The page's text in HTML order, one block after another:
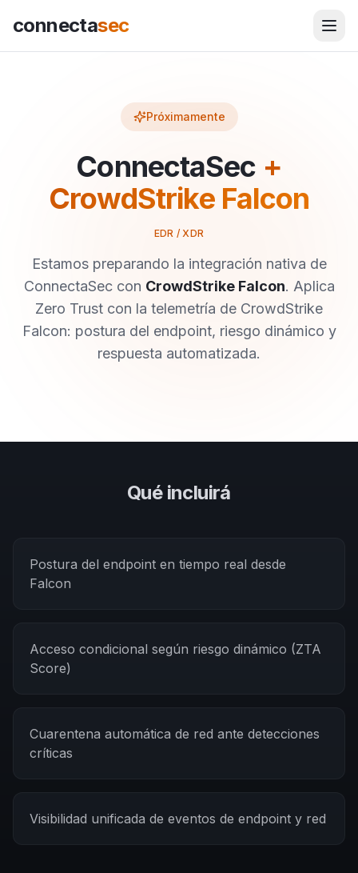
connectasec
Próximamente
ConnectaSec +
CrowdStrike Falcon
EDR / XDR
Estamos preparando la integración nativa de
ConnectaSec con CrowdStrike Falcon. Aplica
Zero Trust con la telemetría de CrowdStrike
Falcon: postura del endpoint, riesgo dinámico y
respuesta automatizada.
Qué incluirá
Postura del endpoint en tiempo real desde
Falcon
Acceso condicional según riesgo dinámico (ZTA
Score)
Cuarentena automática de red ante detecciones
críticas
Visibilidad unificada de eventos de endpoint y red